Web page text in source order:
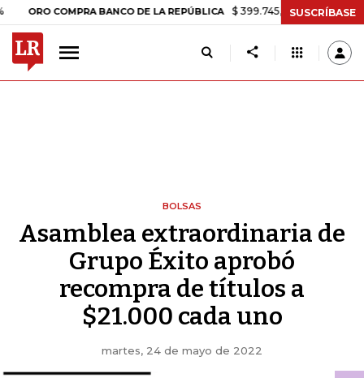
COMPRA BANCO DE LA REPÚBLICA $ 399.745,16 +$ 2.295,71 +0,58%
SUSCRÍBASE
BOLSAS
Asamblea extraordinaria de
Grupo Éxito aprobó
recompra de títulos a
$21.000 cada uno
martes, 24 de mayo de 2022